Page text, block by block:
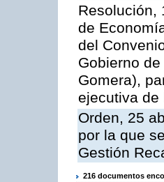
Resolución,
de
del
Gobierno
Gomera),
ejecutiva de
Orden, 25
por la que
Gestión
216 documentos